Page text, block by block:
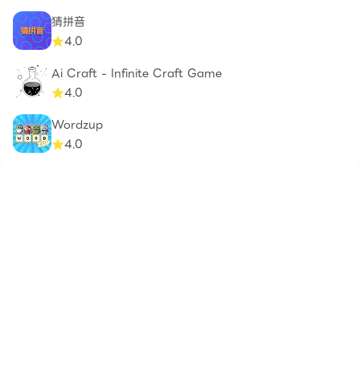
猜拼音
4.0
Ai Craft - Infinite Craft Game
4.0
Wordzup
4.0